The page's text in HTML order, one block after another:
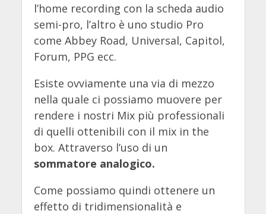
l’home recording con la scheda audio
semi-pro, l’altro è uno studio Pro
come Abbey Road, Universal, Capitol,
Forum, PPG ecc.
Esiste ovviamente una via di mezzo
nella quale ci possiamo muovere per
rendere i nostri Mix più professionali
di quelli ottenibili con il mix in the
box. Attraverso l’uso di un
sommatore analogico.
Come possiamo quindi ottenere un
effetto di tridimensionalità e